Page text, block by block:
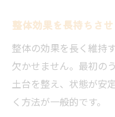
整体効果を長持ちさ
整体の効果を長く維持
欠かせません。最初の
土台を整え、状態が安
く方法が一般的です。